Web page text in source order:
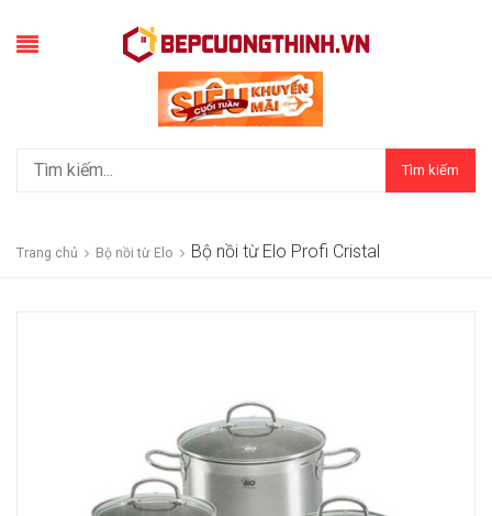
Tìm kiếm
Trang chủ Bộ nồi từ Elo Bộ nồi từ Elo Profi Cristal